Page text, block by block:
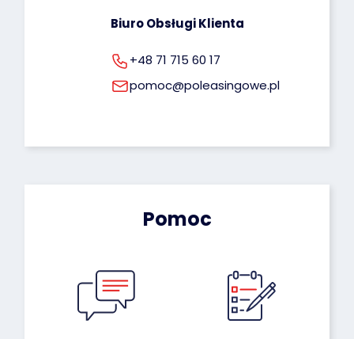
Biuro Obsługi Klienta
+48 71 715 60 17
pomoc@poleasingowe.pl
Pomoc